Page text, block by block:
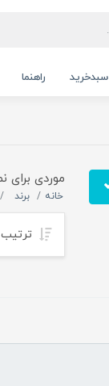
سبدخرید راهنما
موردی برای
خانه برند